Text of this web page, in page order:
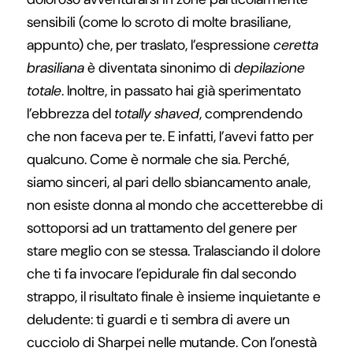
sensibili (come lo scroto di molte brasiliane,
appunto) che, per traslato, l’espressioneceretta
brasilianaè diventata sinonimo di depilazione
totale. Inoltre, in passato hai già sperimentato
l’ebbrezza del totally shaved, comprendendo
che non faceva per te. E infatti, l’avevi fatto per
qualcuno. Come è normale che sia. Perché,
siamo sinceri, al pari dello sbiancamento anale,
non esiste donna al mondo che accetterebbe di
sottoporsi ad un trattamento del genere per
stare meglio con se stessa. Tralasciando il dolore
che ti fa invocare l’epidurale fin dal secondo
strappo, il risultato finale è insieme inquietante e
deludente: ti guardi e ti sembra di avere un
cucciolo di Sharpei nelle mutande. Con l’onestà